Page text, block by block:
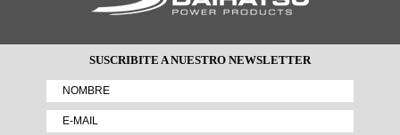
SUSCRIBITE A NUESTRO NEWSLETTER